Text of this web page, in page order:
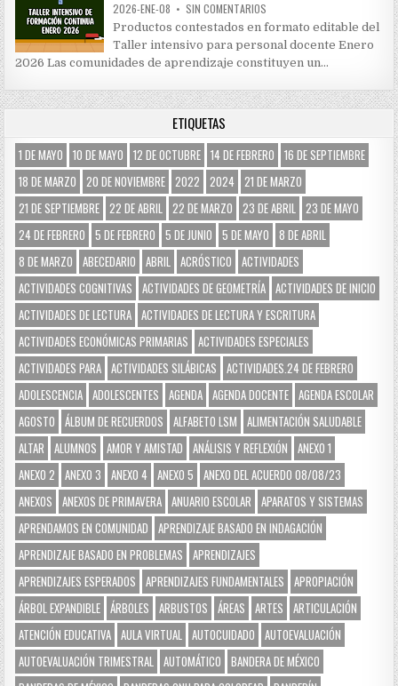
2026-ENE-08 • SIN COMENTARIOS
Productos contestados en formato editable del
Taller intensivo para personal docente Enero
2026 Las comunidades de aprendizaje constituyen un…
ETIQUETAS
1 DE MAYO 10 DE MAYO 12 DE OCTUBRE 14 DE FEBRERO
16 DE SEPTIEMBRE
18 DE MARZO
20 DE NOVIEMBRE 2022 2024
21 DE MARZO
21 DE SEPTIEMBRE 22 DE ABRIL 22 DE MARZO 23 DE ABRIL 23 DE MAYO
24 DE FEBRERO
5 DE FEBRERO 5 DE JUNIO 5 DE MAYO
8 DE ABRIL
8 DE MARZO
ABECEDARIO ABRIL ACRÓSTICO
ACTIVIDADES
ACTIVIDADES COGNITIVAS
ACTIVIDADES DE GEOMETRÍA ACTIVIDADES DE INICIO
ACTIVIDADES DE LECTURA ACTIVIDADES DE LECTURA Y ESCRITURA
ACTIVIDADES ECONÓMICAS PRIMARIAS
ACTIVIDADES ESPECIALES
ACTIVIDADES PARA ACTIVIDADES SILÁBICAS
ACTIVIDADES.24 DE FEBRERO
ADOLESCENCIA ADOLESCENTES AGENDA AGENDA DOCENTE AGENDA ESCOLAR
AGOSTO
ÁLBUM DE RECUERDOS ALFABETO LSM
ALIMENTACIÓN SALUDABLE
ALTAR
ALUMNOS AMOR Y AMISTAD ANÁLISIS Y REFLEXIÓN
ANEXO 1
ANEXO 2
ANEXO 3 ANEXO 4 ANEXO 5
ANEXO DEL ACUERDO 08/08/23
ANEXOS
ANEXOS DE PRIMAVERA ANUARIO ESCOLAR
APARATOS Y SISTEMAS
APRENDAMOS EN COMUNIDAD
APRENDIZAJE BASADO EN INDAGACIÓN
APRENDIZAJE BASADO EN PROBLEMAS
APRENDIZAJES
APRENDIZAJES ESPERADOS
APRENDIZAJES FUNDAMENTALES
APROPIACIÓN
ÁRBOL EXPANDIBLE ÁRBOLES ARBUSTOS ÁREAS ARTES
ARTICULACIÓN
ATENCIÓN EDUCATIVA AULA VIRTUAL AUTOCUIDADO
AUTOEVALUACIÓN
AUTOEVALUACIÓN TRIMESTRAL AUTOMÁTICO
BANDERA DE MÉXICO